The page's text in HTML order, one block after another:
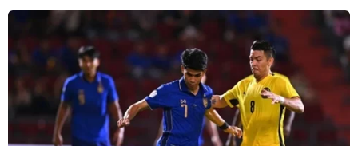
TIN LIÊN QUAN